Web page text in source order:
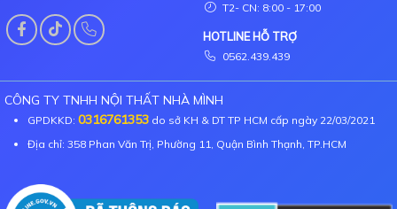
T2- CN: 8:00 - 17:00
HOTLINE HỖ TRỢ
0562.439.439
CÔNG TY TNHH NỘI THẤT NHÀ MÌNH
GPDKKD: 0316761353 do sở KH & DT TP HCM cấp ngày 22/03/2021
Địa chỉ: 358 Phan Văn Trị, Phường 11, Quận Bình Thạnh, TP.HCM